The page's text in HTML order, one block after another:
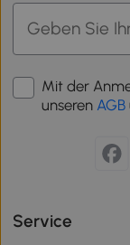
Mit der
unseren AGB
Service